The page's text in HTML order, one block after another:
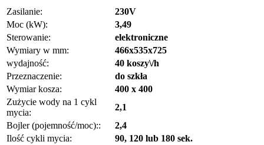
Zasilanie:
230V
Moc (kW):
3,49
Sterowanie:
elektroniczne
Wymiary w mm:
466x535x725
wydajność:
40 koszy\/h
Przeznaczenie:
do szkła
Wymiar kosza:
400 x 400
Zużycie wody na 1 cykl
mycia:
2,1
Bojler (pojemność/moc)::
2,4
Ilość cykli mycia:
90, 120 lub 180 sek.